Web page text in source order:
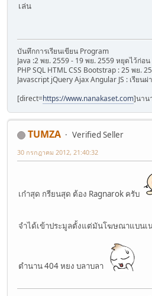
เล่น
บันทึกการเรียนเขียน Program
Java :2 พย. 2559 - 19 พย. 2559 หยุดไว้ก่อน
PHP SQL HTML CSS Bootstrap : 25 พย.
Javascript jQuery Ajax Angular JS : เรียนผ่
[direct=https://www.nanakaset.com]นาน
TUMZA
Verified Seller
30 กรกฎาคม 2012, 21:40:32
เก๋าสุด กรียนสุด ต้อง Ragnarok ครับ
จำได้เข้าประมูลตั้งแต่มันโฆษณาแบนเ
ตำนาน 404 หยง บลาบลา